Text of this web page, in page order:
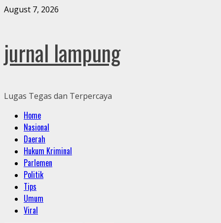
Skip
August 7, 2026
jurnal lampung
Lugas Tegas dan Terpercaya
Primary
Menu
Home
Nasional
Daerah
Hukum Kriminal
Parlemen
Politik
Tips
Umum
Viral